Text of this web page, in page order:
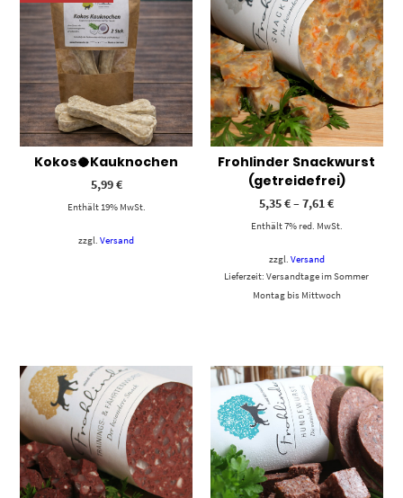
Kokos🥥Kauknochen
5,99€
Enthält 19% MwSt.
zzgl.Versand
Frohlinder Snackwurst
(getreidefrei)
5,35€–7,61€
Enthält 7% red. MwSt.
zzgl. Versand
Lieferzeit: Versandtage im Sommer
Montag bis Mittwoch